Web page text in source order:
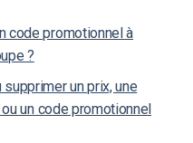
code promotionnel à
?
un prix, une
un code promotionnel